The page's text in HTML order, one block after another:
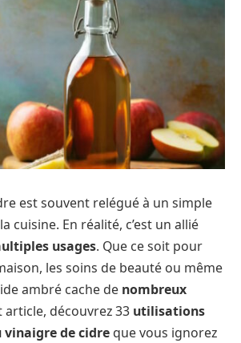
est souvent relégué à un simple
cuisine. En réalité, c’est un allié
usages. Que ce soit pour
les soins de beauté ou même
ambré cache de nombreux
article, découvrez 33 utilisations
de cidre que vous ignorez